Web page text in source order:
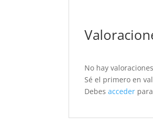
No hay
Sé el primero en
Debesacceder